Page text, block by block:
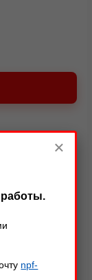
нож не
×
работы.
npf-